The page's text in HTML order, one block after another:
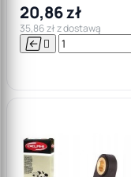
SEAT LEON ALTEA
20,86 zł
35,86 zł z dostawą
 